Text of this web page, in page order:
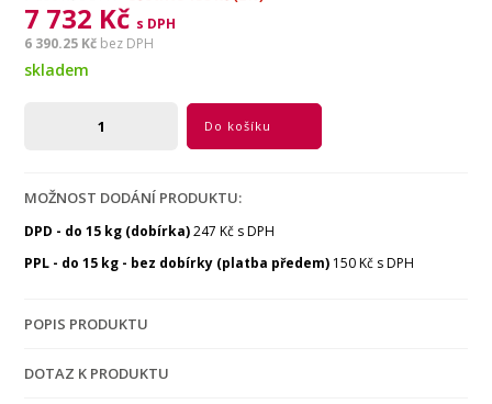
7 732 Kč s DPH
6 390.25 Kč bez DPH
skladem
Do košíku
MOŽNOST DODÁNÍ PRODUKTU:
DPD - do 15 kg (dobírka) 247 Kč s DPH
PPL - do 15 kg - bez dobírky (platba předem) 150 Kč s DPH
POPIS PRODUKTU
DOTAZ K PRODUKTU